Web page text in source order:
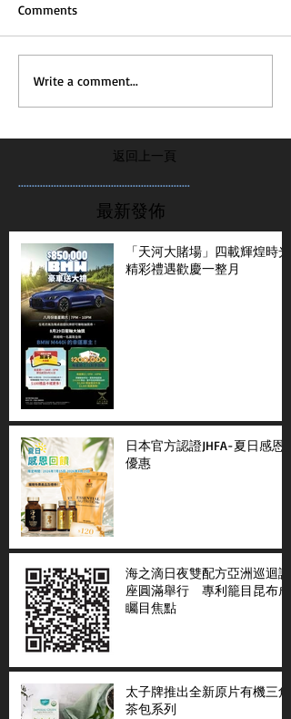
Comments
Write a comment...
返回上一頁
...............................................................
最新發佈
「天河大賭場」四載輝煌時光
精彩禮遇歡慶一整月
日本官方認證JHFA-夏日感恩
優惠
海之滴日夜雙配方亞洲巡迴講
座圓滿舉行 專利籠目昆布成
矚目焦點
太子牌推出全新原片有機三角
茶包系列